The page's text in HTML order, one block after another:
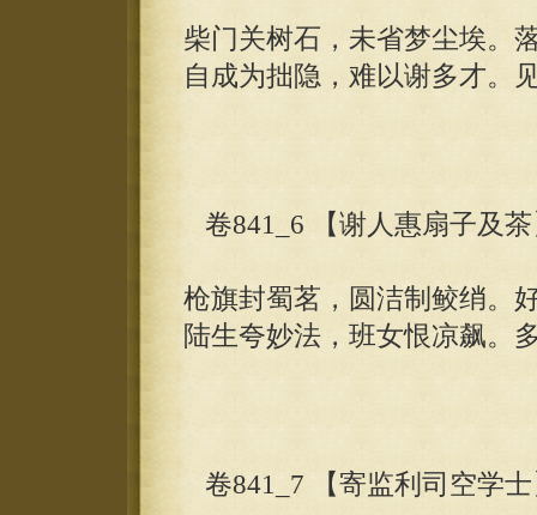
柴门关树石，未省梦尘埃。
自成为拙隐，难以谢多才。
卷841_6 【谢人惠扇子及
枪旗封蜀茗，圆洁制鲛绡。
陆生夸妙法，班女恨凉飙。
卷841_7 【寄监利司空学